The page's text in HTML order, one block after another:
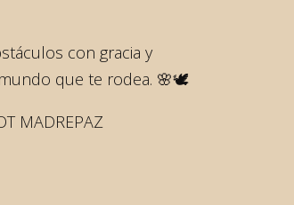
con gracia y
que te rodea. 🌸🕊️
MADREPAZ